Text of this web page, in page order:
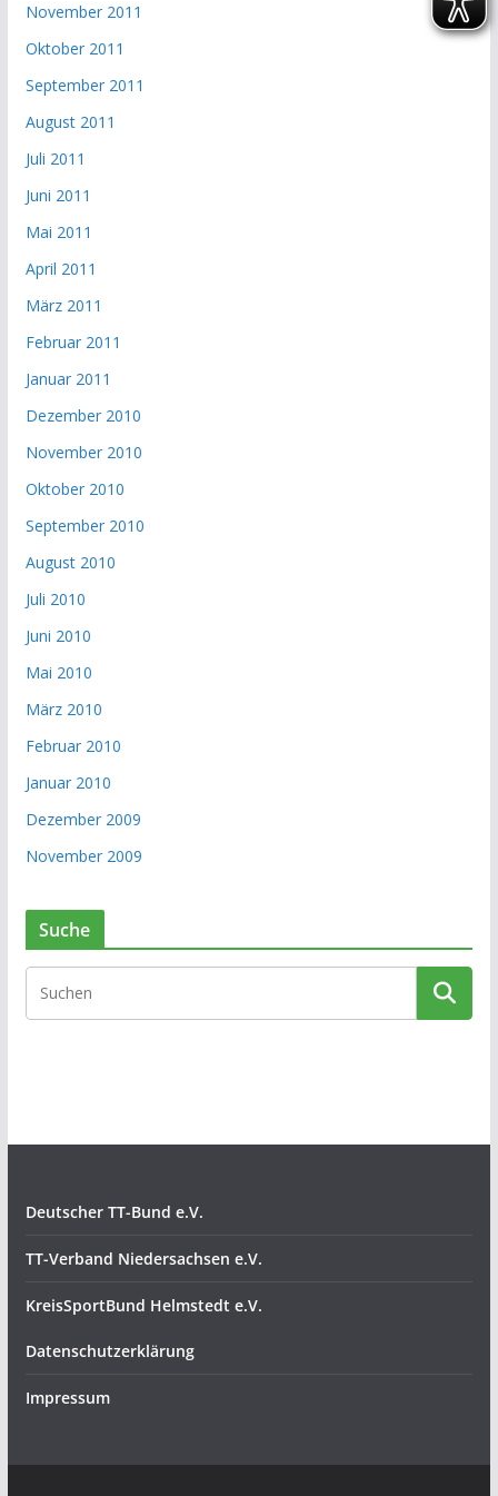
November 2011
Oktober 2011
September 2011
August 2011
Juli 2011
Juni 2011
Mai 2011
April 2011
März 2011
Februar 2011
Januar 2011
Dezember 2010
November 2010
Oktober 2010
September 2010
August 2010
Juli 2010
Juni 2010
Mai 2010
März 2010
Februar 2010
Januar 2010
Dezember 2009
November 2009
Suche
Deutscher TT-Bund e.V.
TT-Verband Niedersachsen e.V.
KreisSportBund Helmstedt e.V.
Datenschutzerklärung
Impressum